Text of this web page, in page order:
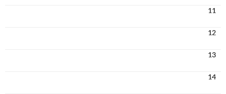
11
12
13
14